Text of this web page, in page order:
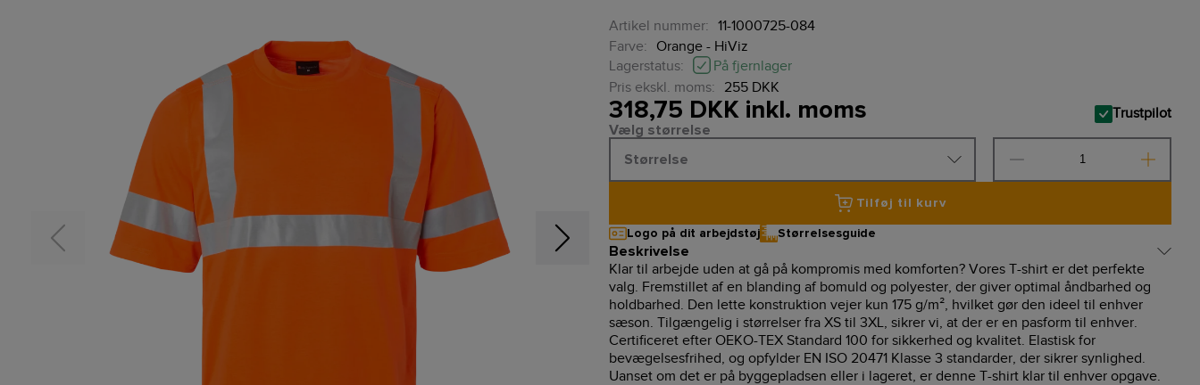
Artikel nummer:
11-1000725-084
Farve:
Orange - HiViz
Lagerstatus:
På fjernlager
Pris ekskl. moms:
255 DKK
318,75 DKK inkl. moms Trustpilot
Vælg størrelse
Størrelse
Tilføj til kurv
Logo på dit arbejdstøj Størrelsesguide
Beskrivelse
Klar til arbejde uden at gå på kompromis med komforten? Vores T-shirt er det perfekte
valg. Fremstillet af en blanding af bomuld og polyester, der giver optimal åndbarhed og
holdbarhed. Den lette konstruktion vejer kun 175 g/m², hvilket gør den ideel til enhver
sæson. Tilgængelig i størrelser fra XS til 3XL, sikrer vi, at der er en pasform til enhver.
Certificeret efter OEKO-TEX Standard 100 for sikkerhed og kvalitet. Elastisk for
bevægelsesfrihed, og opfylder EN ISO 20471 Klasse 3 standarder, der sikrer synlighed.
Uanset om det er på byggepladsen eller i lageret, er denne T-shirt klar til enhver opgave.